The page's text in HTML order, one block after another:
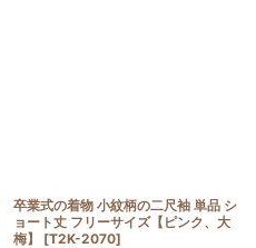
卒業式の着物 小紋柄の二尺袖 単品 シ
ョート丈 フリーサイズ【ピンク、大
梅】
[T2K-2070]